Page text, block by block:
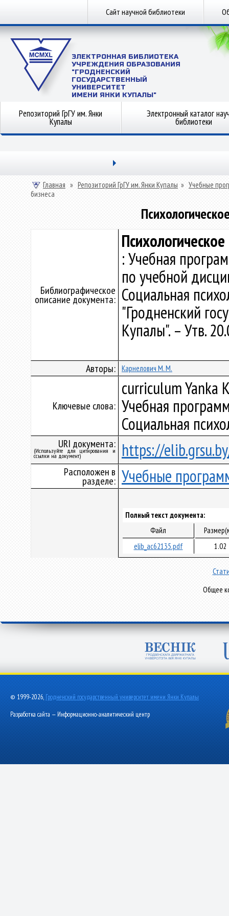
Сайт научной библиотеки
ЭЛЕКТРОННАЯ БИБЛИОТЕКА
УЧРЕЖДЕНИЯ ОБРАЗОВАНИЯ
"ГРОДНЕНСКИЙ
ГОСУДАРСТВЕННЫЙ
УНИВЕРСИТЕТ
ИМЕНИ ЯНКИ КУПАЛЫ"
Репозиторий ГрГУ им. Янки
Купалы
Электронный каталог
библиотеки
Главная » Репозиторий ГрГУ им. Янки Купалы » Учебные
бизнеса
Библиографическое
описание документа:
: Учебная
по учебной
Социальная
"Гродненский
Купалы". – Утв.
Авторы: Карнелович М. М.
Ключевые слова:
curriculum Yanka
Учебная
Социальная
URI документа:
(Используйте для цитирования и
ссылки на документ) https://
Расположен в
разделе: Учебные
Полный текст документа:
Файл
elib_ac62135.pdf
1.02
Общее
© 1999-2026, Гродненский государственный университет имени Янки Купалы
Разработка сайта — Информационно-аналитический центр